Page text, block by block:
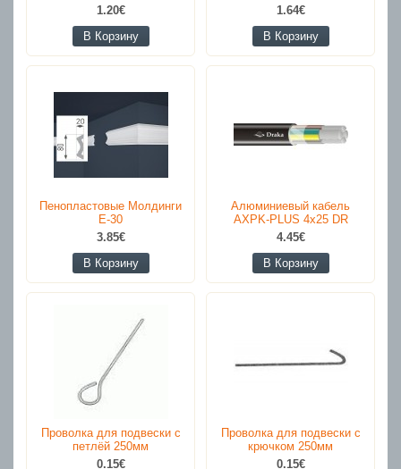
1.20€
В Корзину
1.64€
В Корзину
Пенопластовые Молдинги
E-30
3.85€
В Корзину
Алюминиевый кабель
AXPK-PLUS 4x25 DR
4.45€
В Корзину
Проволка для подвески с
петлёй 250мм
0.15€
Проволка для подвески с
крючком 250мм
0.15€